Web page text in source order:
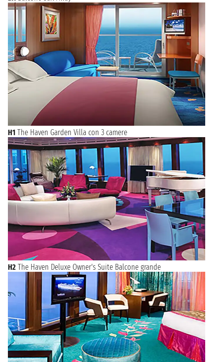
H1 The Haven Garden Villa con 3 camere
H2 The Haven Deluxe Owner's Suite Balcone grande